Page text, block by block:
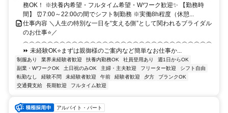
務OK！ ※扶養内希望・フルタイム希望・Wワーク歓迎✨ 【勤務時
間】 ⏰7:00～22:00の間でシフト制勤務 ※実働8h程度（休憩...
仕事内容 ＼人生の特別な一日を“支える側”として関われるブライダル
のお仕事⭐／
︵︵︵︵︵︵︵︵︵︵︵︵︵︵︵︵︵︵︵︵︵︵︵︵︵︵︵︵︵︵︵
⏩ 未経験OK⭐まずは親御様のご案内など簡単なお仕事か...
制服あり 業界未経験者歓迎 扶養内勤務OK 社員登用あり
週1日からOK
副業・WワークOK
土日祝のみOK 主婦・主夫歓迎 フリーター歓迎
シフト自由
転勤なし
経験不問 未経験者歓迎 午前 経験者歓迎 夕方
ブランクOK
交通費支給
長期歓迎 フルタイム歓迎
アルバイト・パート